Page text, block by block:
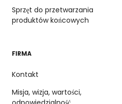
Sprzęt do przetwarzania
produktów końcowych
FIRMA
Kontakt
Misja, wizja, wartości,